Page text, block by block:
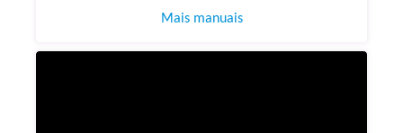
Mais manuais